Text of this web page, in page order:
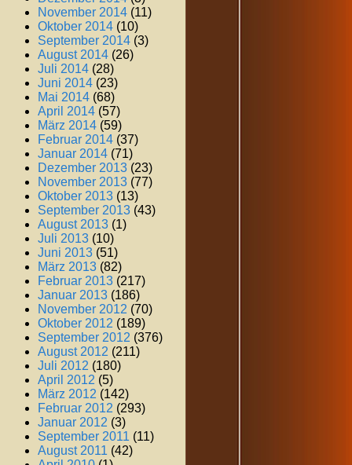
November 2014 (11)
Oktober 2014 (10)
September 2014 (3)
August 2014 (26)
Juli 2014 (28)
Juni 2014 (23)
Mai 2014 (68)
April 2014 (57)
März 2014 (59)
Februar 2014 (37)
Januar 2014 (71)
Dezember 2013 (23)
November 2013 (77)
Oktober 2013 (13)
September 2013 (43)
August 2013 (1)
Juli 2013 (10)
Juni 2013 (51)
März 2013 (82)
Februar 2013 (217)
Januar 2013 (186)
November 2012 (70)
Oktober 2012 (189)
September 2012 (376)
August 2012 (211)
Juli 2012 (180)
April 2012 (5)
März 2012 (142)
Februar 2012 (293)
Januar 2012 (3)
September 2011 (11)
August 2011 (42)